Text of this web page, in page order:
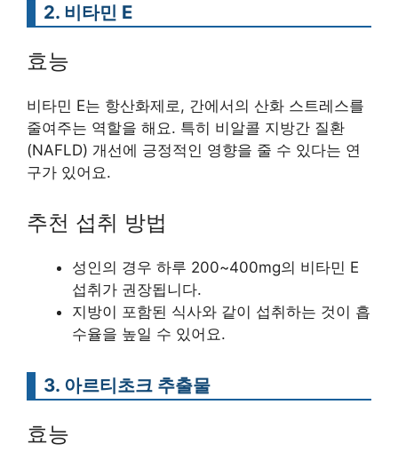
2. 비타민 E
효능
비타민 E는 항산화제로, 간에서의 산화 스트레스를
줄여주는 역할을 해요. 특히 비알콜 지방간 질환
(NAFLD) 개선에 긍정적인 영향을 줄 수 있다는 연
구가 있어요.
추천 섭취 방법
성인의 경우 하루 200~400mg의 비타민 E
섭취가 권장됩니다.
지방이 포함된 식사와 같이 섭취하는 것이 흡
수율을 높일 수 있어요.
3. 아르티초크 추출물
효능